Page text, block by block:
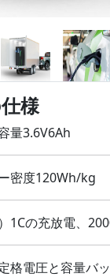
様
量3.6V6Ah
密度120Wh/kg
1Cの充放電、
格電圧と容量バ